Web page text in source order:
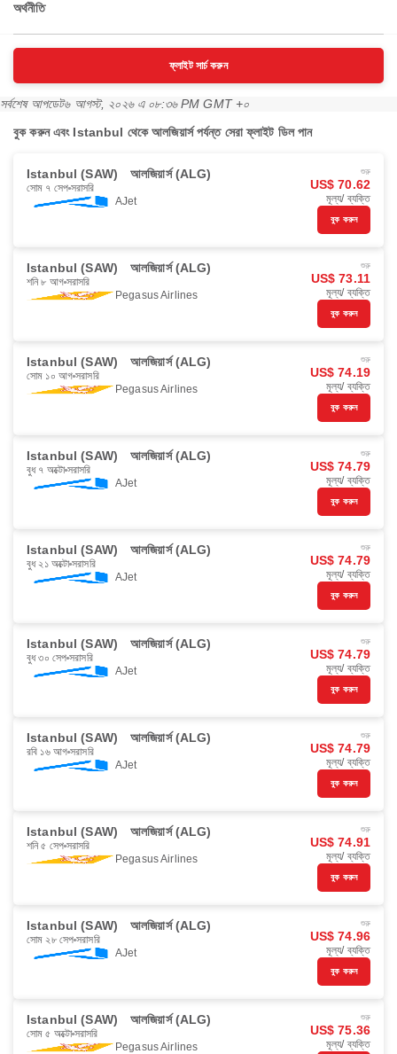
অর্থনীতি
ফ্লাইট সার্চ করুন
সর্বশেষ আপডেট৬ আগস্ট, ২০২৬ এ ০৮:৩৬ PM GMT +০
বুক করুন এবং Istanbul থেকে আলজিয়ার্স পর্যন্ত সেরা ফ্লাইট ডিল পান
Istanbul (SAW) আলজিয়ার্স (ALG)
সোম ৭ সেপ সরাসরি
AJet
শুরু
US$ 70.62
মূল্য/ ব্যক্তি
বুক করুন
Istanbul (SAW) আলজিয়ার্স (ALG)
শনি ৮ আগ সরাসরি
Pegasus Airlines
শুরু
US$ 73.11
মূল্য/ ব্যক্তি
বুক করুন
Istanbul (SAW) আলজিয়ার্স (ALG)
সোম ১০ আগ সরাসরি
Pegasus Airlines
শুরু
US$ 74.19
মূল্য/ ব্যক্তি
বুক করুন
Istanbul (SAW) আলজিয়ার্স (ALG)
বুধ ৭ অক্টো সরাসরি
AJet
শুরু
US$ 74.79
মূল্য/ ব্যক্তি
বুক করুন
Istanbul (SAW) আলজিয়ার্স (ALG)
বুধ ২১ অক্টো সরাসরি
AJet
শুরু
US$ 74.79
মূল্য/ ব্যক্তি
বুক করুন
Istanbul (SAW) আলজিয়ার্স (ALG)
বুধ ৩০ সেপ সরাসরি
AJet
শুরু
US$ 74.79
মূল্য/ ব্যক্তি
বুক করুন
Istanbul (SAW) আলজিয়ার্স (ALG)
রবি ১৬ আগ সরাসরি
AJet
শুরু
US$ 74.79
মূল্য/ ব্যক্তি
বুক করুন
Istanbul (SAW) আলজিয়ার্স (ALG)
শনি ৫ সেপ সরাসরি
Pegasus Airlines
শুরু
US$ 74.91
মূল্য/ ব্যক্তি
বুক করুন
Istanbul (SAW) আলজিয়ার্স (ALG)
সোম ২৮ সেপ সরাসরি
AJet
শুরু
US$ 74.96
মূল্য/ ব্যক্তি
বুক করুন
Istanbul (SAW) আলজিয়ার্স (ALG)
সোম ৫ অক্টো সরাসরি
Pegasus Airlines
শুরু
US$ 75.36
মূল্য/ ব্যক্তি